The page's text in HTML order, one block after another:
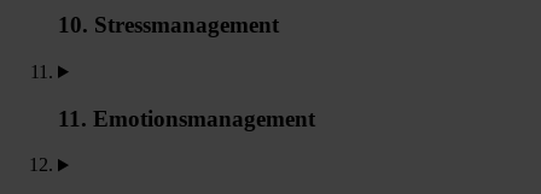
10. Stressmanagement
11. Emotionsmanagement